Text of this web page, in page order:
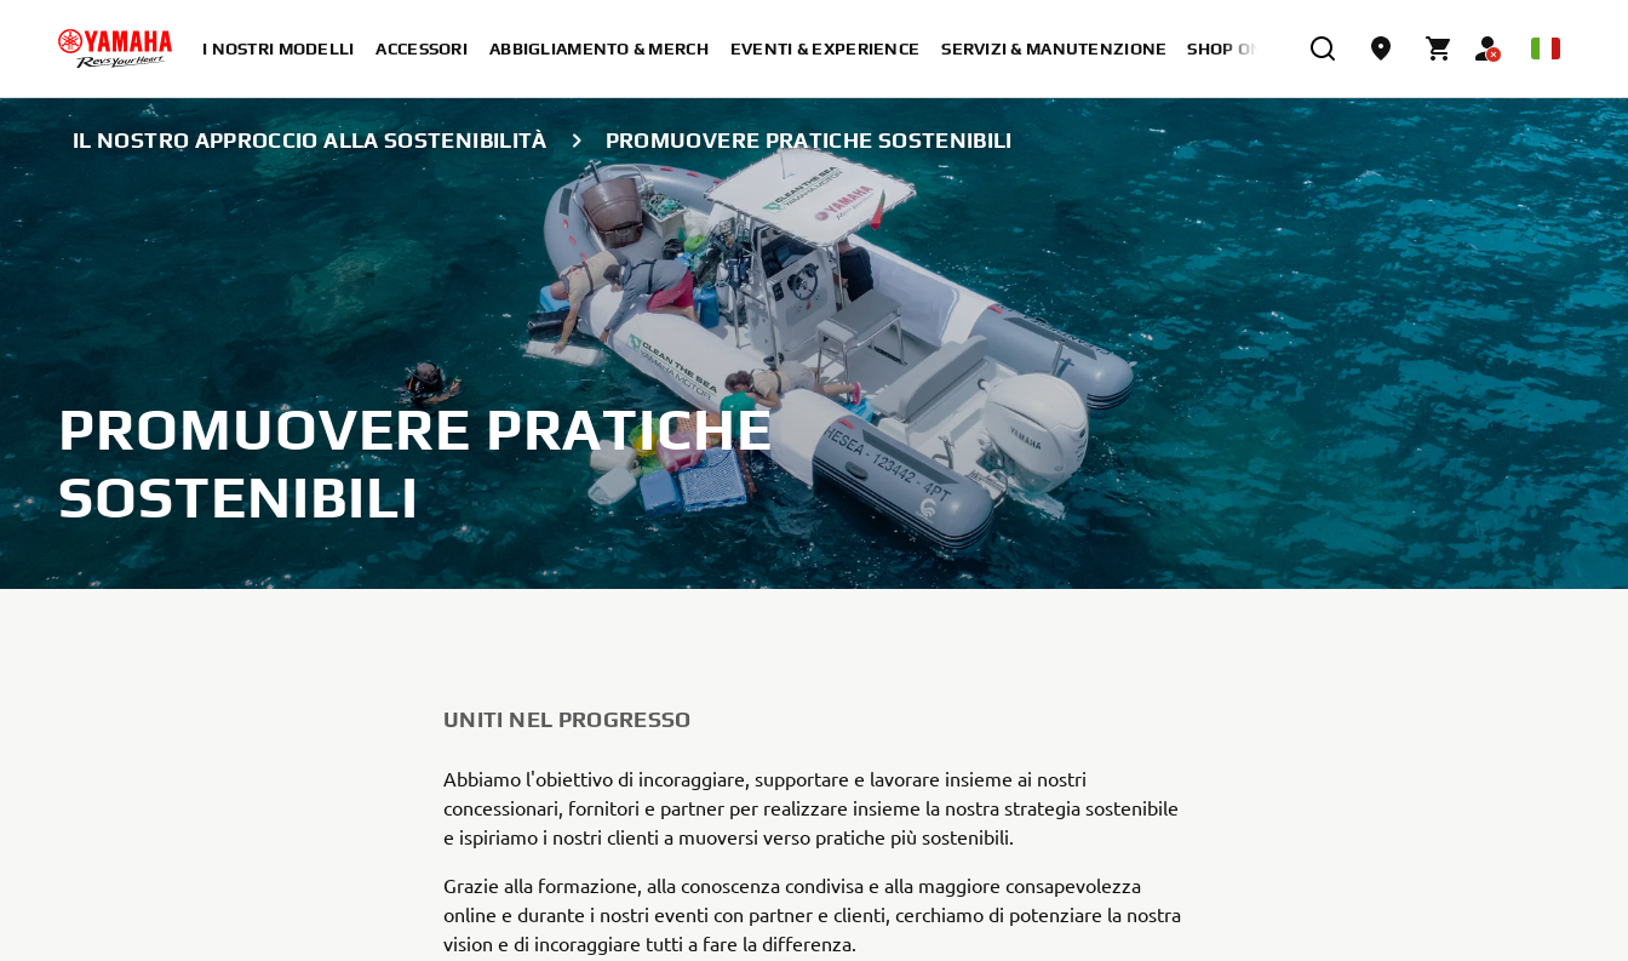
I NOSTRI MODELLI ACCESSORI ABBIGLIAMENTO & MERCH EVENTI & EXPERIENCE SERVIZI & MANUTENZIONE SHOP ONLINE
IL NOSTRO APPROCCIO ALLA SOSTENIBILITÀ PROMUOVERE PRATICHE SOSTENIBILI
PROMUOVERE PRATICHE
SOSTENIBILI
UNITI NEL PROGRESSO
Abbiamo l'obiettivo di incoraggiare, supportare e lavorare insieme ai nostri
concessionari, fornitori e partner per realizzare insieme la nostra strategia sostenibile
e ispiriamo i nostri clienti a muoversi verso pratiche più sostenibili.
Grazie alla formazione, alla conoscenza condivisa e alla maggiore consapevolezza
online e durante i nostri eventi con partner e clienti, cerchiamo di potenziare la nostra
vision e di incoraggiare tutti a fare la differenza.